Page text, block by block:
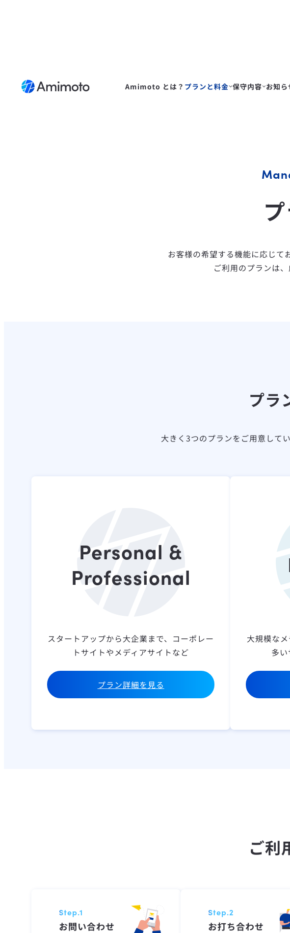
Amimoto とは？ プランと料金 保守内容 お知ら
お客様の希望する機能に応じて
ご利用のプランは
プラ
大きく3つのプランをご用意して
Personal &
Professional
スタートアップから大企業まで、コーポレー
トサイトやメディアサイトなど
プラン詳細を見る
大規模な
多
ご利
Step.1
お問い合わせ
Step.2
お打ち合わせ